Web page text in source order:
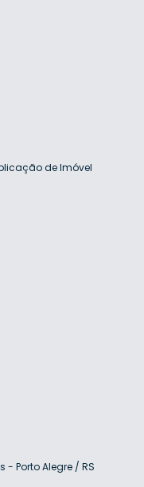
de Imóvel
- Porto Alegre / RS